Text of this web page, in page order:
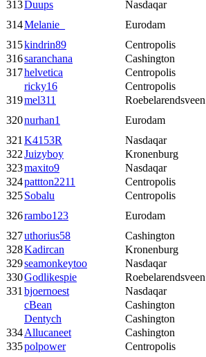
313Duups Nasdaqar
314Melanie_ Eurodam
315kindrin89 Centropolis
316saranchana Cashington
317helvetica Centropolis
ricky16
Centropolis
319mel311 Roebelarendsveen
320nurhan1 Eurodam
321K4153R Nasdaqar
322Juizyboy Kronenburg
323maxito9 Nasdaqar
324pattton2211 Centropolis
325Sobalu Centropolis
326rambo123 Eurodam
327uthorius58 Cashington
328Kadircan Kronenburg
329seamonkeytoo Nasdaqar
330Godlikespie Roebelarendsveen
331bjoernoest Nasdaqar
cBean
Cashington
Dentych
Cashington
334Allucaneet Cashington
335polpower Centropolis